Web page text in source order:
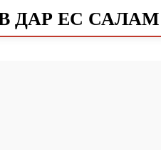
ДАР ЕС САЛАМ